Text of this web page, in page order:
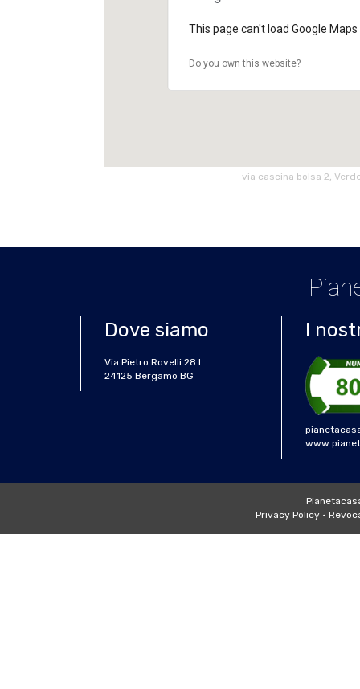
This page can't load Google
Do you own this website?
via cascina bolsa 2,
Dove siamo
Via Pietro Rovelli 28 L
24125 Bergamo BG
I
Privacy Policy•